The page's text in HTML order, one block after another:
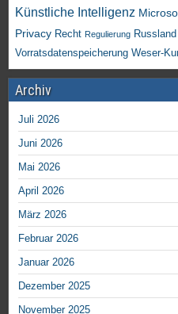
Künstliche Intelligenz
Privacy Recht Regulierung Russland
Vorratsdatenspeicherung Weser-
Archiv
Juli 2026
Juni 2026
Mai 2026
April 2026
März 2026
Februar 2026
Januar 2026
Dezember 2025
November 2025